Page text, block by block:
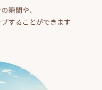
瞬間や、
することができます